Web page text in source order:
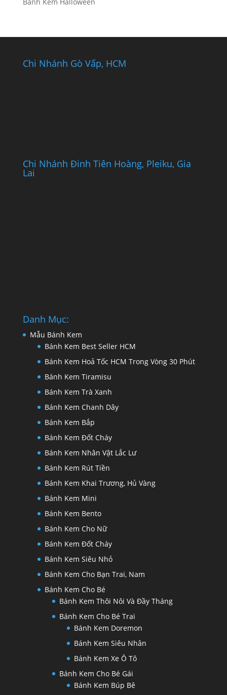
Chi Nhánh Gò Vấp, HCM
Chi Nhánh Đinh Tiên Hoàng, Pleiku, Gia
Lai
Danh Mục:
Mẫu Bánh Kem
Bánh Kem Best Seller HCM
Bánh Kem Hoả Tốc HCM Trong Vòng 30 Phút
Bánh Kem Tiramisu
Bánh Kem Trà Xanh
Bánh Kem Chanh Dây
Bánh Kem Bắp
Bánh Kem Đốt Cháy
Bánh Kem Nhân Vật Lắc Lư
Bánh Kem Rút Tiền
Bánh Kem Khai Trương, Hủ Vàng
Bánh Kem Mini
Bánh Kem Bento
Bánh Kem Cho Nữ
Bánh Kem Đốt Cháy
Bánh Kem Siêu Nhỏ
Bánh Kem Cho Bạn Trai, Nam
Bánh Kem Cho Bé
Bánh Kem Thôi Nôi Và Đầy Tháng
Bánh Kem Cho Bé Trai
Bánh Kem Doremon
Bánh Kem Siêu Nhân
Bánh Kem Xe Ô Tô
Bánh Kem Cho Bé Gái
Bánh Kem Búp Bê